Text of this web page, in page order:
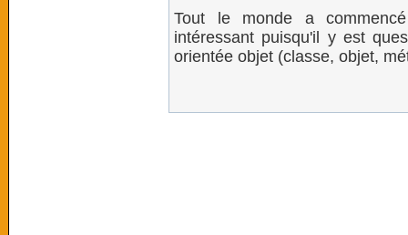
Tout le monde a
intéressant puisqu'il y est
orientée objet (classe, objet,